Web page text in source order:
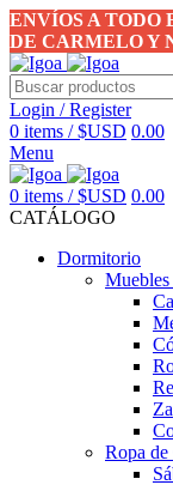
ENVÍOS A TODO
DE CARMELO Y
Login / Register
0 items / $USD 0.00
Menu
0 items / $USD 0.00
CATÁLOGO
Dormitorio
Ropa de